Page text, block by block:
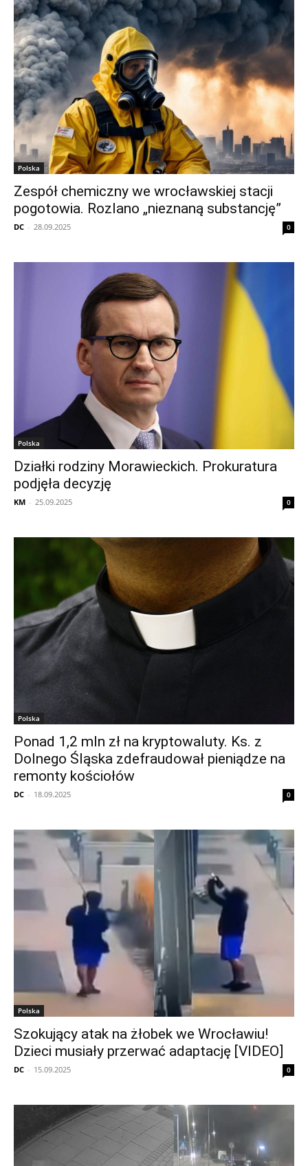
Polska
Zespół chemiczny we wrocławskiej stacji
pogotowia. Rozlano „nieznaną substancję”
DC - 28.09.2025 0
Polska
Działki rodziny Morawieckich. Prokuratura
podjęła decyzję
KM - 25.09.2025 0
Polska
Ponad 1,2 mln zł na kryptowaluty. Ks. z
Dolnego Śląska zdefraudował pieniądze na
remonty kościołów
DC - 18.09.2025 0
Polska
Szokujący atak na żłobek we Wrocławiu!
Dzieci musiały przerwać adaptację [VIDEO]
DC - 15.09.2025 0